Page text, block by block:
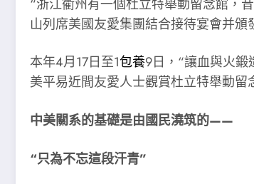
“浙江衢州有一個杜立特舉動留念館，
山列席美國友愛集團結合接待宴會并
本年4月17日至1包養9日，“讓血與火
美平易近間友愛人士觀賞杜立特舉動
中美關系的基礎是由國民澆筑的——
“只為不忘這段汗青”